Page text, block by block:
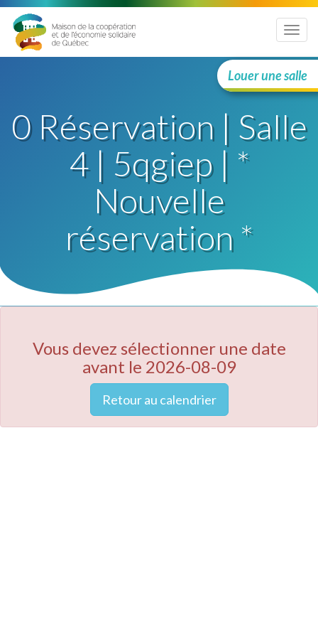
Menu
Louer une salle
0 Réservation | Salle
4 | 5qgiep | *
Nouvelle
réservation *
Vous devez sélectionner une date
avant le 2026-08-09
Retour au calendrier